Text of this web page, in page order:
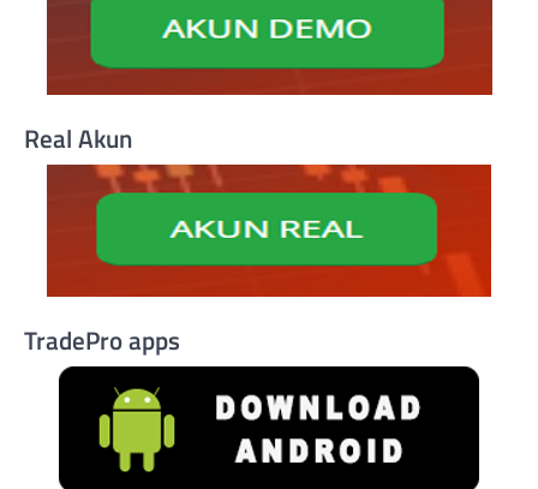
Real Akun
TradePro apps